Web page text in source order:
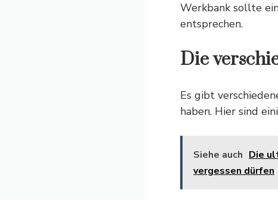
Werkbank sollte
entsprechen.
Die
Es gibt
haben. Hier sind
Siehe auch Die
vergessen dürfen